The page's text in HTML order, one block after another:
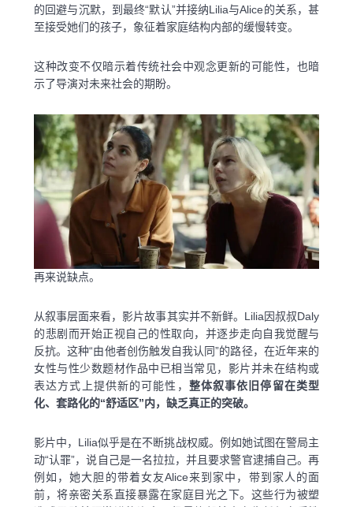
的回避与沉默，到最终“默认”并接纳Lilia与Alice的关系，甚
至接受她们的孩子，象征着家庭结构内部的缓慢转变。
这种改变不仅暗示着传统社会中观念更新的可能性，也暗
示了导演对未来社会的期盼。
再来说缺点。
从叙事层面来看，影片故事其实并不新鲜。Lilia因叔叔Daly
的悲剧而开始正视自己的性取向，并逐步走向自我觉醒与
反抗。这种“由他者创伤触发自我认同”的路径，在近年来的
女性与性少数题材作品中已相当常见，影片并未在结构或
表达方式上提供新的可能性， 整体叙事依旧停留在类型
化、套路化的“舒适区”内，缺乏真正的突破。
影片中，Lilia似乎是在不断挑战权威。例如她试图在警局主
动“认罪”，说自己是一名拉拉，并且要求警官逮捕自己。再
例如，她大胆的带着女友Alice来到家中，带到家人的面
前，将亲密关系直接暴露在家庭目光之下。这些行为被塑